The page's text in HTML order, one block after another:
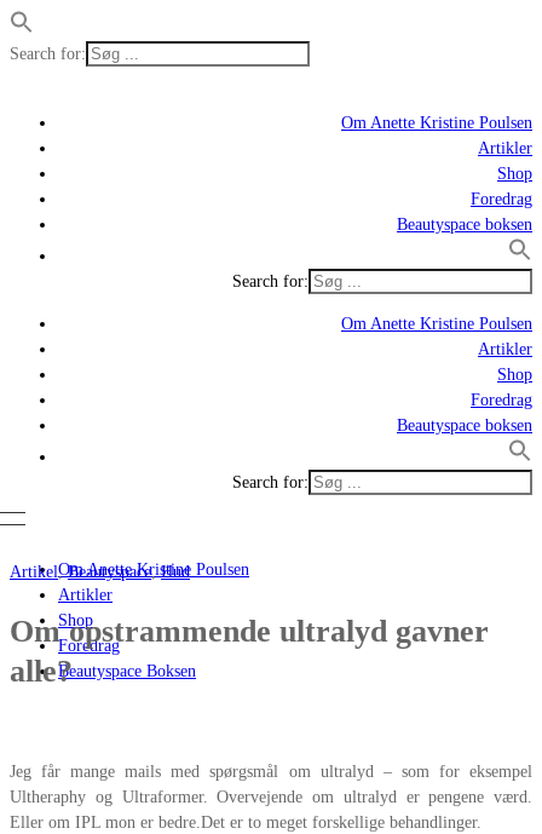
Search for:
Om Anette Kristine Poulsen
Artikler
Shop
Foredrag
Beautyspace boksen
Search for:
Om Anette Kristine Poulsen
Artikler
Shop
Foredrag
Beautyspace boksen
Search for:
Om Anette Kristine Poulsen
Artikler
Shop
Foredrag
Beautyspace Boksen
Artikel,Beautyspace,Hud
Om opstrammende ultralyd gavner
alle?
Jeg får mange mails med spørgsmål om ultralyd – som for eksempel
Ultheraphy og Ultraformer. Overvejende om ultralyd er pengene værd.
Eller om IPL mon er bedre.Det er to meget forskellige behandlinger.